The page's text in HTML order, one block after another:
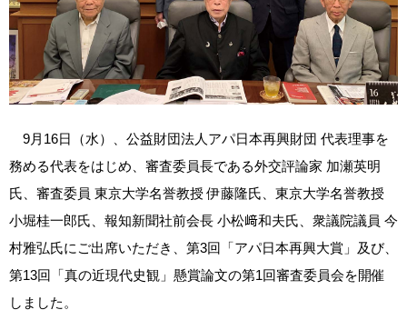
9月16日（水）、公益財団法人アパ日本再興財団 代表理事を
務める代表をはじめ、審査委員長である外交評論家 加瀬英明
氏、審査委員 東京大学名誉教授 伊藤隆氏、東京大学名誉教授
小堀桂一郎氏、報知新聞社前会長 小松﨑和夫氏、衆議院議員 今
村雅弘氏にご出席いただき、第3回「アパ日本再興大賞」及び、
第13回「真の近現代史観」懸賞論文の第1回審査委員会を開催
しました。